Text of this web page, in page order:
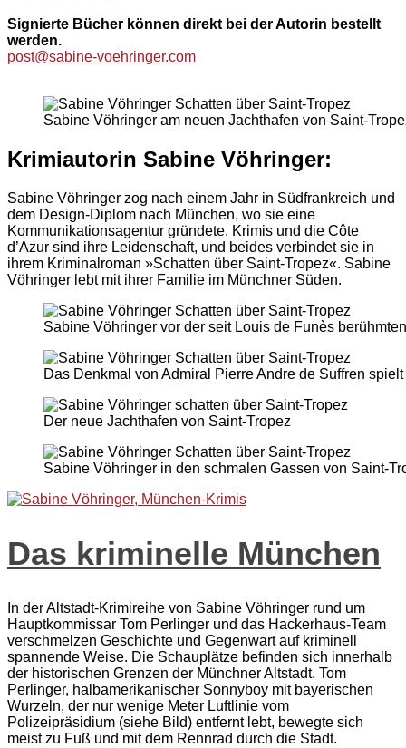
Signierte Bücher können direkt bei der Autorin bestellt
werden.
post@sabine-voehringer.com
Sabine Vöhringer am neuen Jachthafen von Saint-
Krimiautorin Sabine Vöhringer:
Sabine Vöhringer zog nach einem Jahr in Südfrankreich und
dem Design-Diplom nach München, wo sie eine
Kommunikationsagentur gründete. Krimis und die Côte
d’Azur sind ihre Leidenschaft, und beides verbindet sie in
ihrem Kriminalroman »Schatten über Saint-Tropez«. Sabine
Vöhringer lebt mit ihrer Familie im Münchner Süden.
Sabine Vöhringer vor der seit Louis de Funès
Das Denkmal von Admiral Pierre Andre de Suffren
Der neue Jachthafen von Saint-Tropez
Sabine Vöhringer in den schmalen Gassen von Saint-
Das kriminelle München
In der Altstadt-Krimireihe von Sabine Vöhringer rund um
Hauptkommissar Tom Perlinger und das Hackerhaus-Team
verschmelzen Geschichte und Gegenwart auf kriminell
spannende Weise. Die Schauplätze befinden sich innerhalb
der historischen Grenzen der Münchner Altstadt. Tom
Perlinger, halbamerikanischer Sonnyboy mit bayerischen
Wurzeln, der nur wenige Meter Luftlinie vom
Polizeipräsidium (siehe Bild) entfernt lebt, bewegte sich
meist zu Fuß und mit dem Rennrad durch die Stadt.